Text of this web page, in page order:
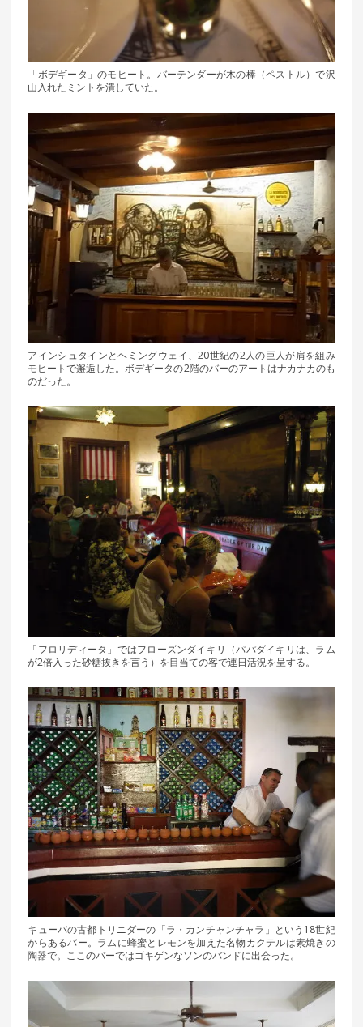
「ボデギータ」のモヒート。バーテンダーが木の棒（ペストル）で沢
山入れたミントを潰していた。
アインシュタインとヘミングウェイ、20世紀の2人の巨人が肩を組み
モヒートで邂逅した。ボデギータの2階のバーのアートはナカナカのも
のだった。
「フロリディータ」ではフローズンダイキリ（パパダイキリは、ラム
が2倍入った砂糖抜きを言う）を目当ての客で連日活況を呈する。
キューバの古都トリニダーの「ラ・カンチャンチャラ」という18世紀
からあるバー。ラムに蜂蜜とレモンを加えた名物カクテルは素焼きの
陶器で。ここのバーではゴキゲンなソンのバンドに出会った。